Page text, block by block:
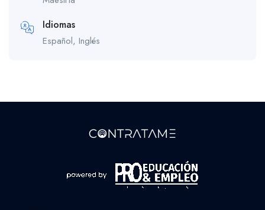
Idiomas
Español, Inglés